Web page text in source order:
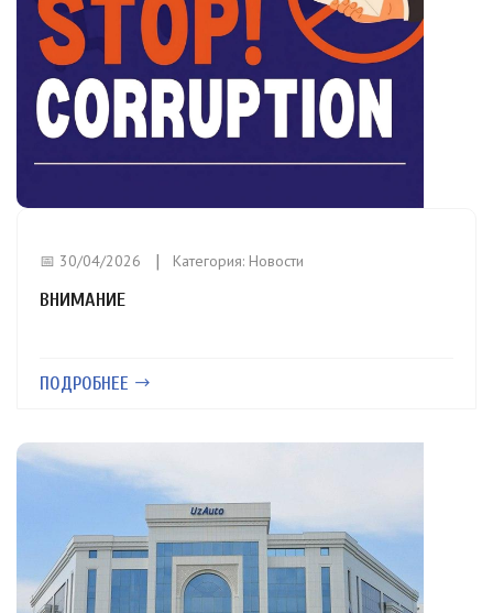
📅 30/04/2026 Категория: Новости
ВНИМАНИЕ
ПОДРОБНЕЕ